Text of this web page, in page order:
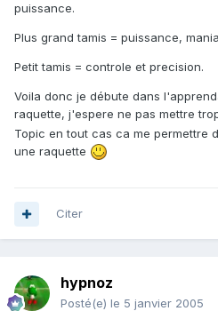
puissance.
Plus grand tamis = puissance,
Petit tamis = controle et precision.
Voila donc je débute dans
raquette, j'espere ne pas mettre
Topic en tout cas ca me permettre
une raquette
Citer
hypnoz
Posté(e) le 5 janvier 2005